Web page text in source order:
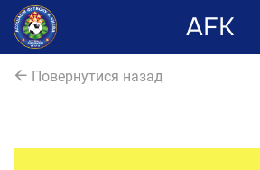
AFK
Повернутися назад